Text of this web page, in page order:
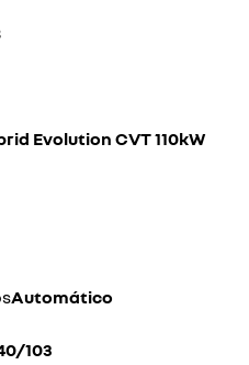
Evolution CVT 110kW
automático
103